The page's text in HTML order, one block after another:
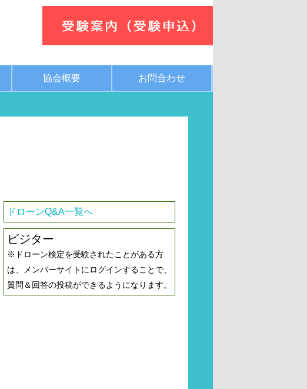
協会概要 お問合わせ
ドローンQ&A一覧へ
ビジター
※ドローン検定を受験されたことがある方
は、メンバーサイトにログインすることで、
質問＆回答の投稿ができるようになります。